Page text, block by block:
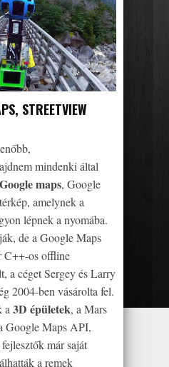
STREETVIEW
mindenki által
Google maps, Google
amelynek a
lépnek a nyomába.
de a Google Maps
C++-os offline
a céget Sergey és Larry
2004-ben vásárolta fel.
a3D épületek, a Mars
Google Maps API,
már saját
a remek